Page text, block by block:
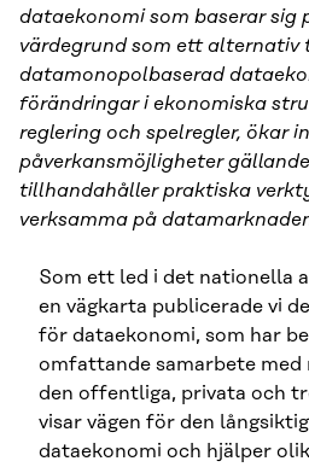
dataekonomi som baserar sig
värdegrund som ett alternativ
datamonopolbaserad
förändringar i ekonomiska
reglering och spelregler, ökar
påverkansmöjligheter
tillhandahåller praktiska
verksamma på
Som ett led i det nationella
en vägkarta publicerade vi
för dataekonomi, som har
omfattande samarbete
den offentliga, privata och
visar vägen för den
dataekonomi och hjälper